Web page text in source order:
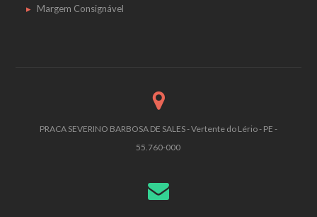
Margem Consignável
PRACA SEVERINO BARBOSA DE SALES - Vertente do Lério - PE -
55.760-000